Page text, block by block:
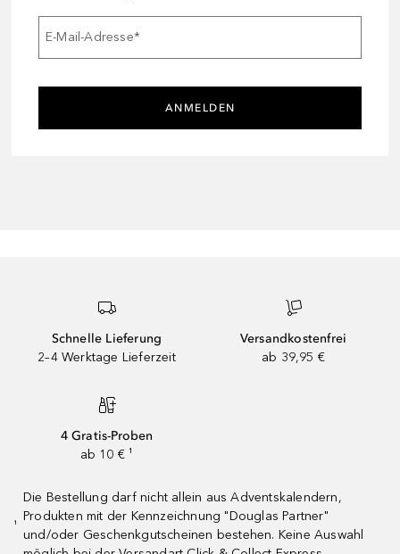
E-Mail-Adresse*
ANMELDEN
Schnelle Lieferung
2–4 Werktage Lieferzeit
Versandkostenfrei
ab 39,95 €
4 Gratis-Proben
ab 10 € ¹
¹
Die Bestellung darf nicht allein aus Adventskalendern,
Produkten mit der Kennzeichnung "Douglas Partner"
und/oder Geschenkgutscheinen bestehen. Keine Auswahl